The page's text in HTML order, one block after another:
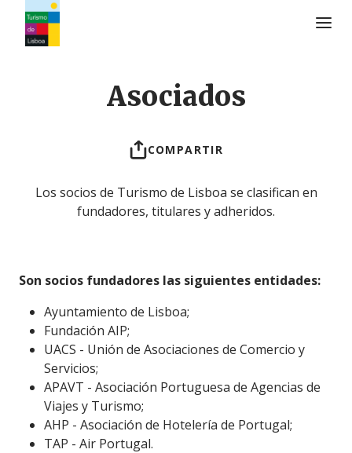
Asociados
COMPARTIR
Los socios de Turismo de Lisboa se clasifican en
fundadores, titulares y adheridos.
Son socios fundadores las siguientes entidades:
Ayuntamiento de Lisboa;
Fundación AIP;
UACS - Unión de Asociaciones de Comercio y
Servicios;
APAVT - Asociación Portuguesa de Agencias de
Viajes y Turismo;
AHP - Asociación de Hotelería de Portugal;
TAP - Air Portugal.